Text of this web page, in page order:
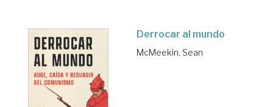
Derrocar al mundo
McMeekin, Sean